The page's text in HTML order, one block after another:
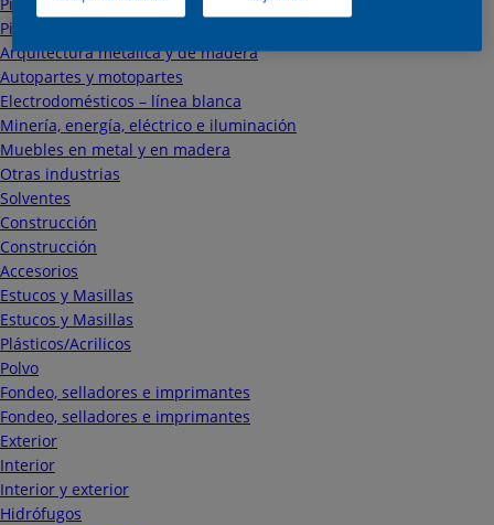
Pintura electrostática
Arquitectura metálica y de madera
Autopartes y motopartes
Electrodomésticos – línea blanca
Minería, energía, eléctrico e iluminación
Muebles en metal y en madera
Otras industrias
Solventes
Construcción
Construcción
Accesorios
Estucos y Masillas
Estucos y Masillas
Plásticos/Acrilicos
Polvo
Fondeo, selladores e imprimantes
Fondeo, selladores e imprimantes
Exterior
Interior
Interior y exterior
Hidrófugos